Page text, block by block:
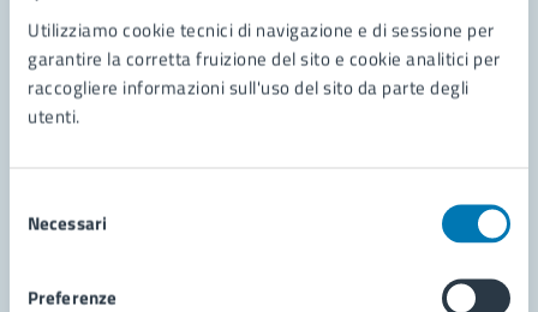
Utilizziamo cookie tecnici di navigazione e di sessione per
garantire la corretta fruizione del sito e cookie analitici per
raccogliere informazioni sull'uso del sito da parte degli
utenti.
delNecessari
Preferenze
Leggi le domande frequenti
Problemi in città